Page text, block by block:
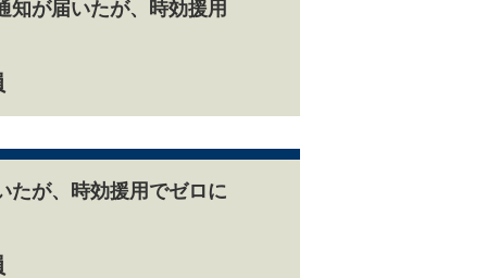
知が届いたが、時効援用
たが、時効援用でゼロに